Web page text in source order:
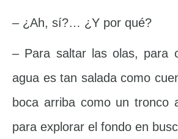
– ¿Ah, sí?… ¿Y por qué?
– Para saltar las olas, para
agua es tan salada como
boca arriba como un tronco
para explorar el fondo en